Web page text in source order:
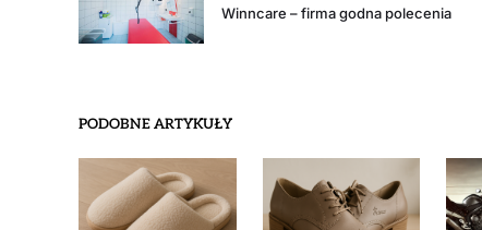
Winncare – firma godna polecenia
PODOBNE ARTYKUŁY